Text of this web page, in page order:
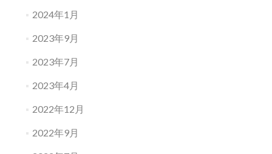
2024年1月
2023年9月
2023年7月
2023年4月
2022年12月
2022年9月